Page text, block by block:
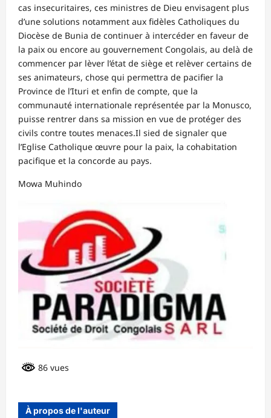
cas insecuritaires, ces ministres de Dieu envisagent plus
d’une solutions notamment aux fidèles Catholiques du
Diocèse de Bunia de continuer à intercéder en faveur de
la paix ou encore au gouvernement Congolais, au delà de
commencer par lèver l’état de siège et relèver certains de
ses animateurs, chose qui permettra de pacifier la
Province de l’Ituri et enfin de compte, que la
communauté internationale représentée par la Monusco,
puisse rentrer dans sa mission en vue de protéger des
civils contre toutes menaces.Il sied de signaler que
l’Eglise Catholique œuvre pour la paix, la cohabitation
pacifique et la concorde au pays.
Mowa Muhindo
86 vues
À propos de l'auteur